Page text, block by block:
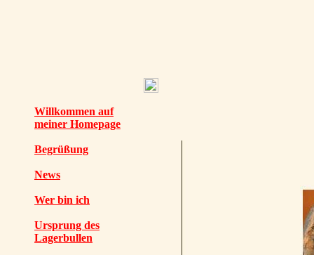
Willkommen auf
meiner Homepage
Begrüßung
News
Wer bin ich
Ursprung des
Lagerbullen